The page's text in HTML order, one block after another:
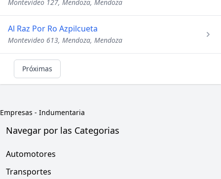
Montevideo 127, Mendoza, Mendoza
Al Raz Por Ro Azpilcueta
Montevideo 613, Mendoza, Mendoza
Próximas
Empresas - Indumentaria
Navegar por las Categorias
Automotores
Transportes